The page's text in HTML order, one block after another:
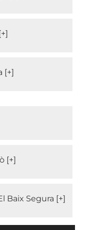
Baix Segura